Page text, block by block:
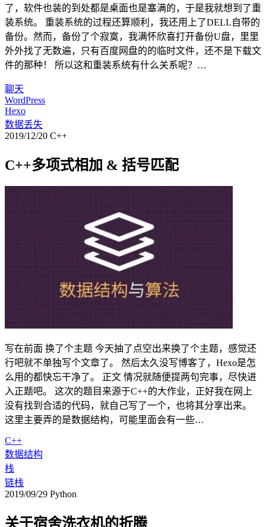
了，软件也装的到处都是桌面也是塞满的，于是我就想到了重
装系统。 重装系统的过程还算顺利，我还用上了DELL自带的
备份。然而，备份了个寂寞，我满怀欣喜打开备份U盘，里里
外外找了无数遍，只有百度网盘的的临时文件，还不是下载文
件的那种！ 所以这和重装系统有什么关系呢？…
聊天
WordPress
Hexo
数据丢失
2019/12/20 C++
C++多项式相加 & 括号匹配
写在前面 换了个主题 今天抽了点空出来换了个主题，感觉还
行吧就不单独写个文章了。 然后太久没写博客了，Hexo是怎
么用的都快忘干净了。 正文 情况就随便提两句完事，尽快进
入正题吧。 这次的题目来源于C++的大作业，正好我在网上
没有找到合适的代码，就自己写了一个，也将其分享出来。
这里主要弄的是数据结构，可能里面会有一些…
C++
数据结构
栈
链栈
2019/09/29 Python
关于宿舍洗衣机的折腾